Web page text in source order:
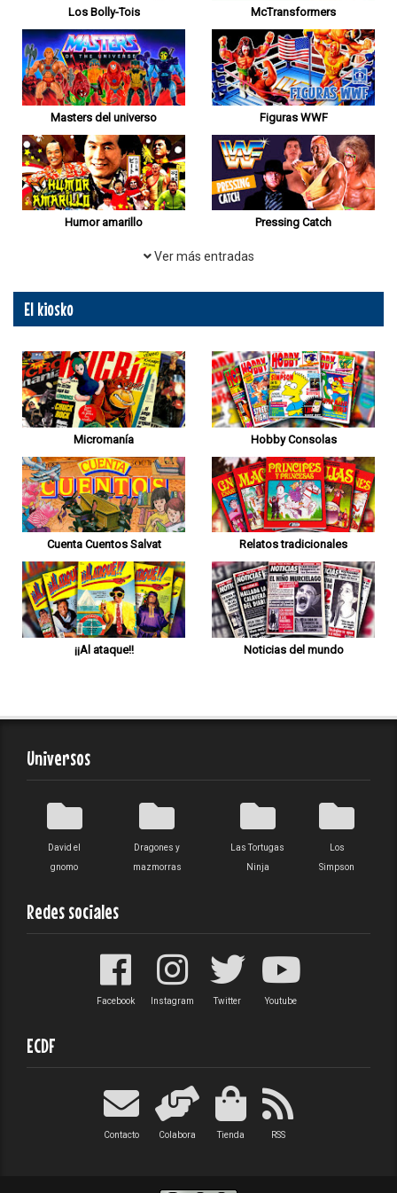
Los Bolly-Tois McTransformers
Masters del universo Figuras WWF
Humor amarillo Pressing Catch
Ver más entradas
El kiosko
Micromanía Hobby Consolas
Cuenta Cuentos Salvat Relatos tradicionales
¡¡Al ataque!! Noticias del mundo
Universos
David el
gnomo
Dragones y
mazmorras
Las Tortugas
Ninja
Los
Simpson
Redes sociales
Facebook Instagram Twitter Youtube
ECDF
Contacto Colabora Tienda RSS